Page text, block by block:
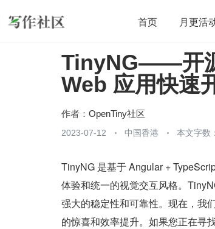
首页 月更活
开源 架构 OpenHarmony
团队管理 程序员
TinyNG——开
Web 应用快速
作者： OpenTiny社区
2023-07-12 中国香港 本文字数
TinyNG 是基于 Angular +
体验和统一的视觉交互风格。
强大的稳定性和可靠性。现在，我
的惊喜和效率提升。如果您正在寻